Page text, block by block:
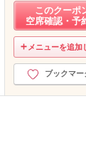
このクーポ
空席確認・予
メニューを追加
ブックマー